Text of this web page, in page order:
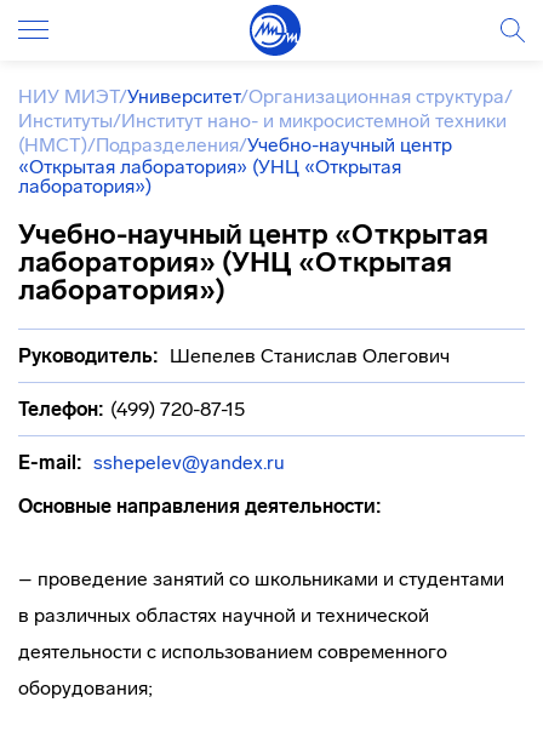
НИУ МИЭТ/Университет/Организационная структура/
Институты/Институт нано- и микросистемной техники
(НМСТ)/Подразделения/Учебно-научный центр
«Открытая лаборатория» (УНЦ «Открытая
лаборатория»)
Учебно-научный центр «Открытая
лаборатория» (УНЦ «Открытая
лаборатория»)
Руководитель: Шепелев Станислав Олегович
Телефон: (499) 720-87-15
E-mail: sshepelev@yandex.ru
Основные направления деятельности:
– проведение занятий со школьниками и студентами
в различных областях научной и технической
деятельности с использованием современного
оборудования;